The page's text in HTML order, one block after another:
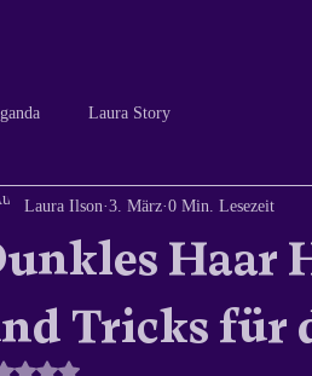
Laura Story
Haar
Tricks für
Laura Ilson 3. März 0 Min. Lesezeit
Mit NaN von 5 Sternen bewertet.